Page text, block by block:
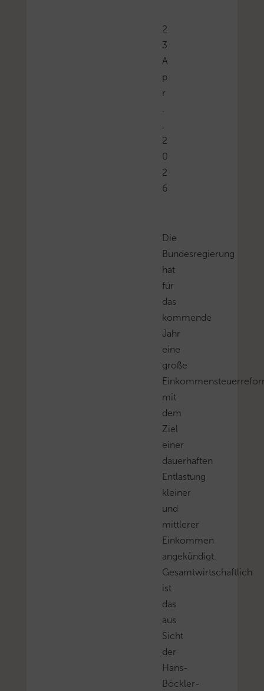
2
3
A
p
r
.
,
2
0
2
6
Die
Bundesregierung
hat
für
das
kommende
Jahr
eine
große
mit
dem
Ziel
einer
dauerhaften
Entlastung
kleiner
und
mittlerer
Einkommen
angekündigt.
Gesamtwirtschaftlich
ist
das
aus
Sicht
der
Hans-
Böckler-